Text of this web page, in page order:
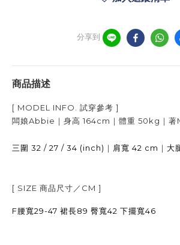
分享到
商品描述
[ MODEL INFO. 試穿參考 ]
闆娘Abbie｜身高 164cm ｜體重 50kg ｜著
三圍 32 / 27 / 34 (inch) ｜ 肩寬 42 cm ｜ 大
[ SIZE 商品尺寸／ CM ]
F腰寬29-47 裙長89 臀寬42 下擺寬46